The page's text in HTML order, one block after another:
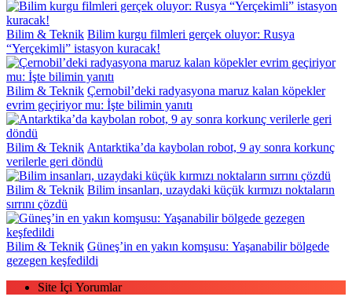
Bilim & Teknik Bilim kurgu filmleri gerçek oluyor: Rusya
“Yerçekimli” istasyon kuracak!
Bilim & Teknik Çernobil’deki radyasyona maruz kalan köpekler
evrim geçiriyor mu: İşte bilimin yanıtı
Bilim & Teknik Antarktika’da kaybolan robot, 9 ay sonra korkunç
verilerle geri döndü
Bilim & Teknik Bilim insanları, uzaydaki küçük kırmızı noktaların
sırrını çözdü
Bilim & Teknik Güneş’in en yakın komşusu: Yaşanabilir bölgede
gezegen keşfedildi
Site İçi Yorumlar